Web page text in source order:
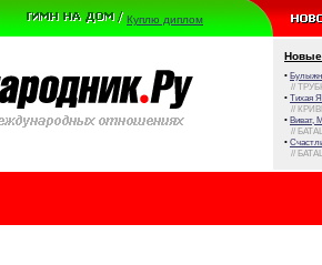
Куплю диплом
Новые
•
//
• Тихая
//
• Виват,
//
•
//